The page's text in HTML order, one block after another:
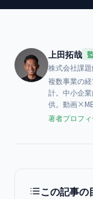
上田拓哉
株式会社課
複数事業の
計。中小企
供。動画
著者プロフ
この記事の